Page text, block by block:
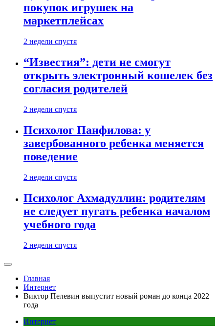
покупок игрушек на
маркетплейсах
2 недели спустя
“Известия”: дети не смогут
открыть электронный кошелек без
согласия родителей
2 недели спустя
Психолог Панфилова: у
завербованного ребенка меняется
поведение
2 недели спустя
Психолог Ахмадуллин: родителям
не следует пугать ребенка началом
учебного года
2 недели спустя
Главная
Интернет
Виктор Пелевин выпустит новый роман до конца 2022
года
Интернет